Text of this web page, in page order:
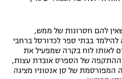
להם חסרונות של ממש,
להילמד בבתי ספר לכדורסל ברחבי
לאותו לוח בקרה שמפעיל את
ההתקפה של הספרס אובדת עצות,
המפורסמת של סן אנטוניו מציגה